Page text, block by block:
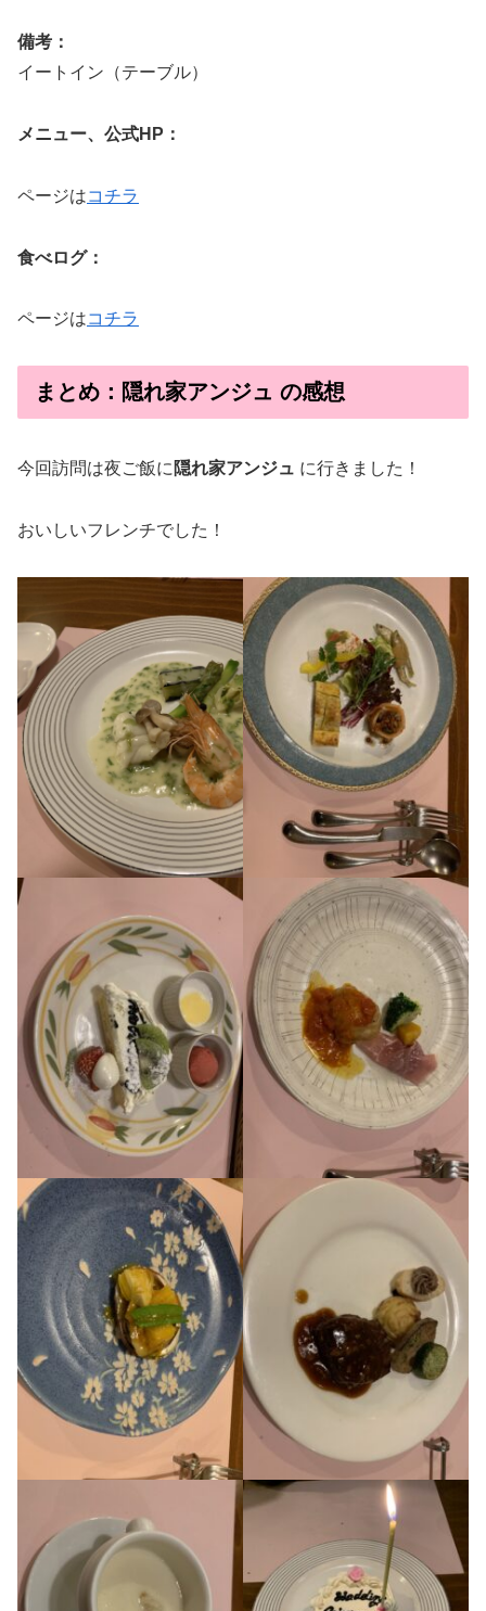
備考：
イートイン（テーブル）
メニュー、公式HP：
ページはコチラ
食べログ：
ページはコチラ
まとめ：隠れ家アンジュ の感想
今回訪問は夜ご飯に 隠れ家アンジュ に行きました！
おいしいフレンチでした！